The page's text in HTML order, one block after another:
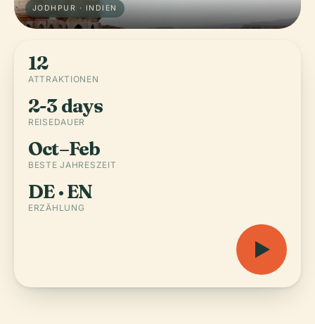
JODHPUR · INDIEN
12
ATTRAKTIONEN
2-3 days
REISEDAUER
Oct–Feb
BESTE JAHRESZEIT
DE · EN
ERZÄHLUNG